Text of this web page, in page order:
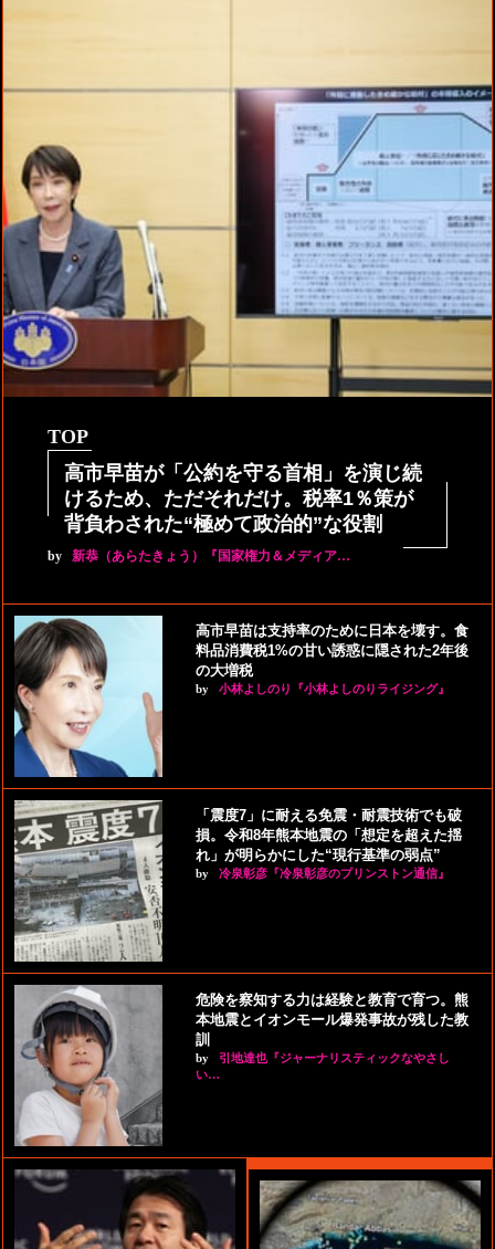
TOP
高市早苗が「公約を守る首相」を演じ続
けるため、ただそれだけ。税率1％策が
背負わされた“極めて政治的”な役割
by 新恭（あらたきょう）『国家権力＆メディア…
高市早苗は支持率のために日本を壊す。食
料品消費税1%の甘い誘惑に隠された2年後
の大増税
by 小林よしのり『小林よしのりライジング』
「震度7」に耐える免震・耐震技術でも破
損。令和8年熊本地震の「想定を超えた揺
れ」が明らかにした“現行基準の弱点”
by 冷泉彰彦『冷泉彰彦のプリンストン通信』
危険を察知する力は経験と教育で育つ。熊
本地震とイオンモール爆発事故が残した教
訓
by
引地達也『ジャーナリスティックなやさし
い…